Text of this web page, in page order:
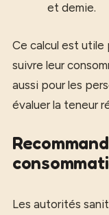
et demie.
Ce calcul est utile
suivre leur
aussi pour les
évaluer la teneur
Les autorités